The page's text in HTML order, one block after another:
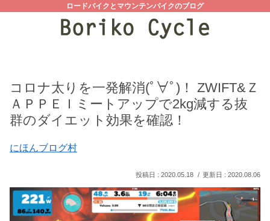
ロードバイクとマウンテンバイクのブログ
コロナ太りを一発解消(ﾟ∀ﾟ)！ ZWIFT&Ｚ
ＡＰＰＥＩミートアップで2kg減する抜
群のダイエット効果を確認！
にほんブログ村
2020.05.18 2020.08.06